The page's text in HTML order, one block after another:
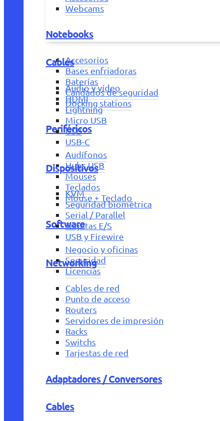
Webcams
Notebooks
Accesorios
Bases enfriadoras
Baterías
Candados de seguridad
Docking stations
Periféricos
Audífonos
Hubs USB
Mouses
Teclados
Mouse + Teclado
Software
Negocio y oficinas
Seguridad
Licencias
Cables
Audio y vídeo
HDMI
Lightning
Micro USB
USB
USB-C
Dispositivos
KVM
Seguridad biométrica
Serial / Parallel
Tarjetas E/S
USB y Firewire
Networking
Cables de red
Punto de acceso
Routers
Servidores de impresión
Racks
Switchs
Tarjestas de red
Adaptadores / Conversores
Cables